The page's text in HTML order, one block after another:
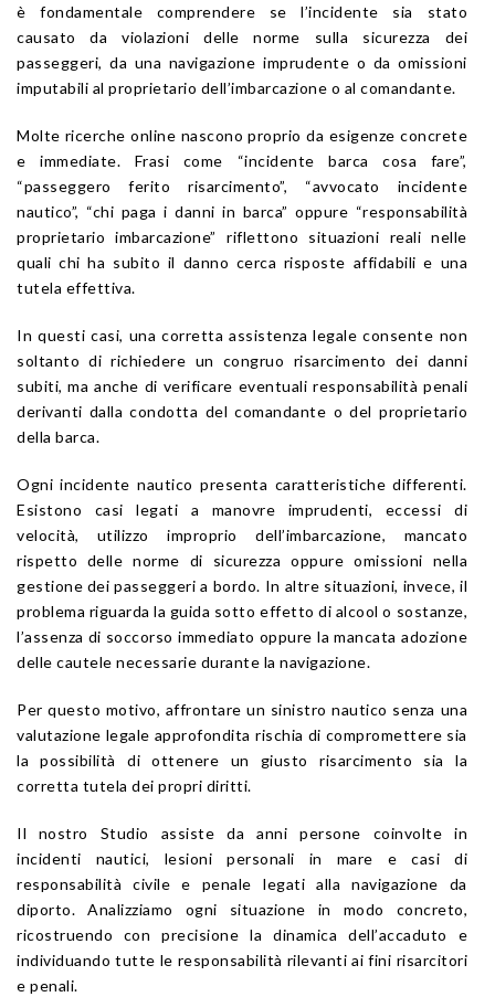
è fondamentale comprendere se l’incidente sia stato
causato da violazioni delle norme sulla sicurezza dei
passeggeri, da una navigazione imprudente o da omissioni
imputabili al proprietario dell’imbarcazione o al comandante.
Molte ricerche online nascono proprio da esigenze concrete
e immediate. Frasi come “incidente barca cosa fare”,
“passeggero ferito risarcimento”, “avvocato incidente
nautico”, “chi paga i danni in barca” oppure “responsabilità
proprietario imbarcazione” riflettono situazioni reali nelle
quali chi ha subito il danno cerca risposte affidabili e una
tutela effettiva.
In questi casi, una corretta assistenza legale consente non
soltanto di richiedere un congruo risarcimento dei danni
subiti, ma anche di verificare eventuali responsabilità penali
derivanti dalla condotta del comandante o del proprietario
della barca.
Ogni incidente nautico presenta caratteristiche differenti.
Esistono casi legati a manovre imprudenti, eccessi di
velocità, utilizzo improprio dell’imbarcazione, mancato
rispetto delle norme di sicurezza oppure omissioni nella
gestione dei passeggeri a bordo. In altre situazioni, invece, il
problema riguarda la guida sotto effetto di alcool o sostanze,
l’assenza di soccorso immediato oppure la mancata adozione
delle cautele necessarie durante la navigazione.
Per questo motivo, affrontare un sinistro nautico senza una
valutazione legale approfondita rischia di compromettere sia
la possibilità di ottenere un giusto risarcimento sia la
corretta tutela dei propri diritti.
Il nostro Studio assiste da anni persone coinvolte in
incidenti nautici, lesioni personali in mare e casi di
responsabilità civile e penale legati alla navigazione da
diporto. Analizziamo ogni situazione in modo concreto,
ricostruendo con precisione la dinamica dell’accaduto e
individuando tutte le responsabilità rilevanti ai fini risarcitori
e penali.